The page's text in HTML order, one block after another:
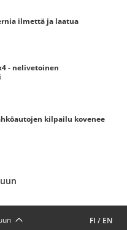
ilmettä ja laatua
- nelivetoinen
kilpailu kovenee
FI / EN